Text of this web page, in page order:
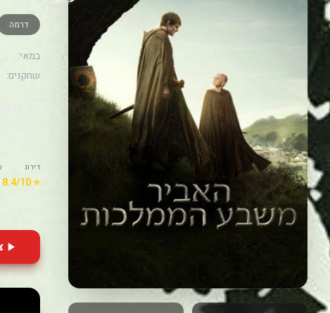
דרמה
במאי:
שחקנים:
דירוג
⭐ 8.4/10